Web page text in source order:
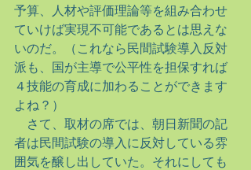
予算、人材や評価理論等を組み合わせ
ていけば実現不可能であるとは思えな
いのだ。（これなら民間試験導入反対
派も、国が主導で公平性を担保すれば
４技能の育成に加わることができます
よね？）
さて、取材の席では、朝日新聞の記
者は民間試験の導入に反対している雰
囲気を醸し出していた。それにしても